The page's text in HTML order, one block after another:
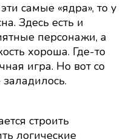
самые «ядра», то у
Здесь есть и
персонажи, а
хороша. Где-то
игра. Но вот со
строить
логические